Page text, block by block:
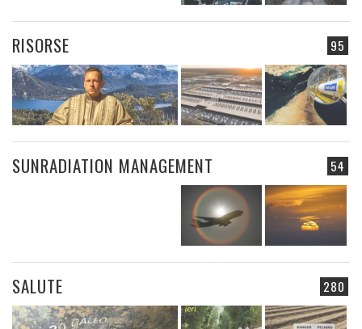
95
RISORSE
54
SUNRADIATION MANAGEMENT
280
SALUTE